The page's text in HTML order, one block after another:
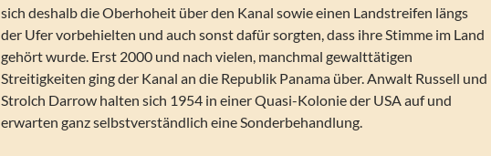
sich deshalb die Oberhoheit über den Kanal sowie einen Landstreifen längs
der Ufer vorbehielten und auch sonst dafür sorgten, dass ihre Stimme im Land
gehört wurde. Erst 2000 und nach vielen, manchmal gewalttätigen
Streitigkeiten ging der Kanal an die Republik Panama über. Anwalt Russell und
Strolch Darrow halten sich 1954 in einer Quasi-Kolonie der USA auf und
erwarten ganz selbstverständlich eine Sonderbehandlung.